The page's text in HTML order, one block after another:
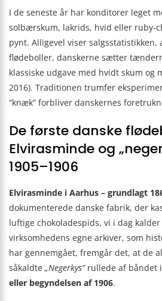
I de seneste år har konditorer leget
solbærskum, lakrids, hvid eller ruby-
pynt. Alligevel viser salgsstatistikken,
flødeboller, danskerne sætter
klassiske udgave med hvidt skum og
2016). Traditionen trumfer
“knæk” forbliver danskernes
De første danske
Elvirasminde og
1905–1906
Elvirasminde i Aarhus – grundlagt
dokumenterede danske fabrik, der
luftige chokoladespids, vi i dag
virksomhedens egne arkiver, som
har gennemgået, fremgår det, at de
såkaldte „Negerkys”rullede af båndet i
eller begyndelsen af 1906.